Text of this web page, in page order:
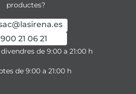
productes?
900 21 06 21
de 9:00 a 21:00 h
de 9:00 a 21:00 h